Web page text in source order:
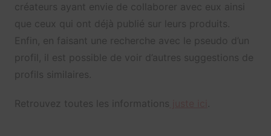
créateurs ayant envie de collaborer avec eux ainsi
que ceux qui ont déjà publié sur leurs produits.
Enfin, en faisant une recherche avec le pseudo d’un
profil, il est possible de voir d’autres suggestions de
profils similaires.
Retrouvez toutes les informations